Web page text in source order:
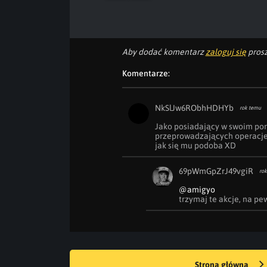
Aby dodać komentarzzaloguj się
Komentarze:
NkSlJw6RObhHDHYb rok temu
Jako posiadający w swoim
przeprowadzających
jak się mu podoba XD
69pWmGpZrJ49vgiR
@amigyo
trzymaj te akcje, na
Strona główna